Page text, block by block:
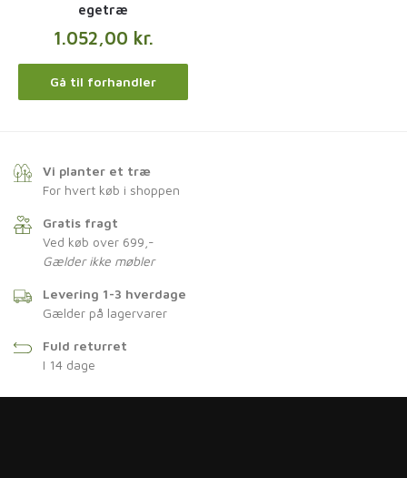
egetræ
1.052,00 kr.
Gå til forhandler
Vi planter et træ
For hvert køb i shoppen
Gratis fragt
Ved køb over 699,-
Gælder ikke møbler
Levering 1-3 hverdage
Gælder på lagervarer
Fuld returret
I 14 dage